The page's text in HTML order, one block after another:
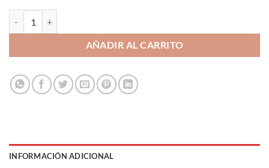
AÑADIR AL CARRITO
INFORMACIÓN ADICIONAL